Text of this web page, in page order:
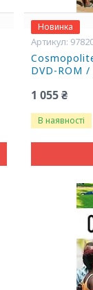
Новинка
DVD-ROM
1 055 ₴
В наявності